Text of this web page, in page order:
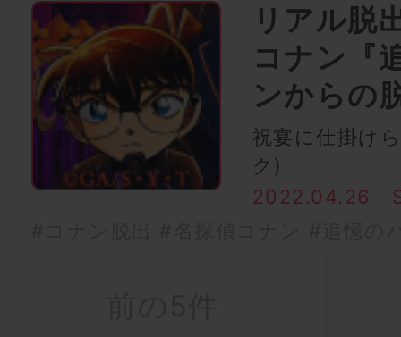
リアル脱
コナン『
ンからの
祝宴に仕掛け
ク)
2022.04.26